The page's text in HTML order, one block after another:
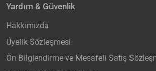
Yardım & Güvenlik
Hakkımızda
Üyelik Sözleşmesi
Ön Bilglendirme ve Mesafeli Satış